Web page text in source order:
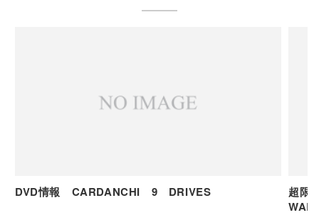
DVD情報 CARDANCHI 9 DRIVES
超限